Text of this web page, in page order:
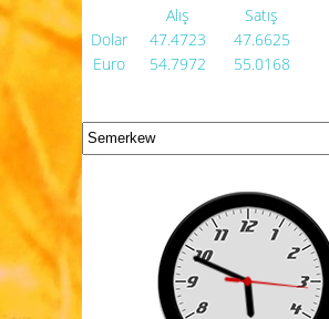
Alış
Satış
Dolar
47.4723
47.6625
Euro
54.7972 55.0168